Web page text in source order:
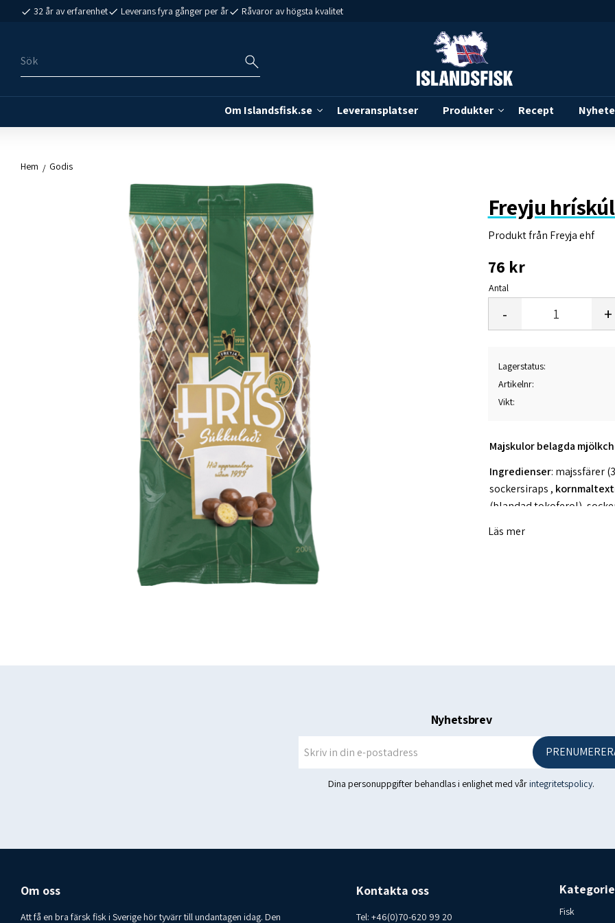
32 år av erfarenhet Leverans fyra gånger per år Råvaror av högsta kvalitet
Om Islandsfisk.se Leveransplatser Produkter Recept
Hem Godis
Freyju
Produkt från Freyja ehf
76 kr
Antal
+
-
Lagerstatus
Artikelnr
Vikt
Majskulor belagda
Ingredienser: majssfärer
sockersiraps ,
(blandad tokoferol),
vegetabilisk olja
Av dessa sockertyper 37g
Protein 5,6 g
Salt 0,93 g
Ursprungsland: Island -
Läs mer
Nyhetsbrev
Dina personuppgifter behandlas i enlighet med vårintegritetspolicy.
Om oss
Att få en bra färsk fisk i Sverige hör tyvärr till undantagen idag. Den
Kontakta oss
Tel: +46(0)70-620 99 20 Fisk